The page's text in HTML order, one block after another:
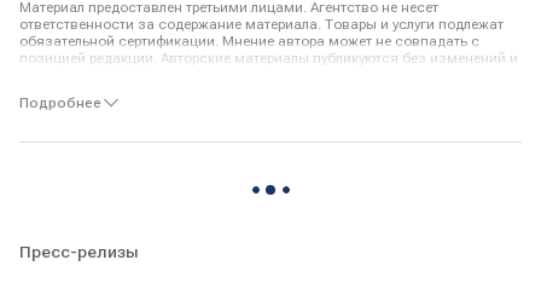
Материал предоставлен третьими лицами. Агентство не несет
ответственности за содержание материала. Товары и услуги подлежат
обязательной сертификации. Мнение автора может не совпадать с
позицией редакции. Авторские материалы публикуются без изменений и
Подробнее
Пресс-релизы